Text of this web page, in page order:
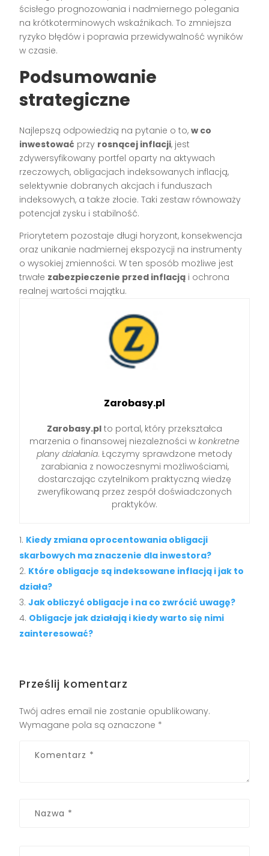
ścisłego prognozowania i nadmiernego polegania
na krótkoterminowych wskaźnikach. To zmniejsza
ryzyko błędów i poprawia przewidywalność wyników
w czasie.
Podsumowanie
strategiczne
Najlepszą odpowiedzią na pytanie o to,w co
inwestować przy rosnącej inflacji, jest
zdywersyfikowany portfel oparty na aktywach
rzeczowych, obligacjach indeksowanych inflacją,
selektywnie dobranych akcjach i funduszach
indeksowych, a także złocie. Taki zestaw równoważy
potencjał zysku i stabilność.
Priorytetem pozostaje długi horyzont, konsekwencja
oraz unikanie nadmiernej ekspozycji na instrumenty
o wysokiej zmienności. W ten sposób możliwe jest
trwałe zabezpieczenie przed inflacją i ochrona
realnej wartości majątku.
Zarobasy.pl
Zarobasy.pl to portal, który przekształca
marzenia o finansowej niezależności w konkretne
plany działania. Łączymy sprawdzone metody
zarabiania z nowoczesnymi możliwościami,
dostarczając czytelnikom praktyczną wiedzę
zweryfikowaną przez zespół doświadczonych
praktyków.
Kiedy zmiana oprocentowania obligacji
skarbowych ma znaczenie dla inwestora?
Które obligacje są indeksowane inflacją i jak to
działa?
Jak obliczyć obligacje i na co zwrócić uwagę?
Obligacje jak działają i kiedy warto się nimi
zainteresować?
Prześlij komentarz
Twój adres email nie zostanie opublikowany.
Wymagane pola są oznaczone *